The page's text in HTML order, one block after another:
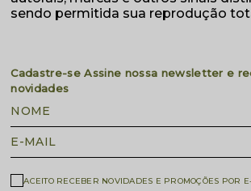
sendo permitida sua reprodução
Cadastre-seAssine nossa newsletter e
novidades
NOME
E-MAIL
ACEITO RECEBER NOVIDADES E PROMOÇÕES POR